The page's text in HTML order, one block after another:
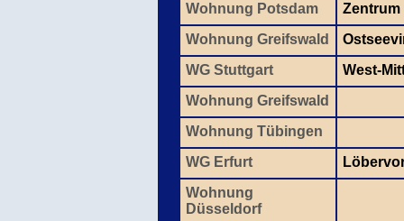
Wohnung Potsdam
Zentrum
Wohnung Greifswald
WG Stuttgart
West-
Wohnung Greifswald
Wohnung Tübingen
WG Erfurt
Wohnung
Düsseldorf